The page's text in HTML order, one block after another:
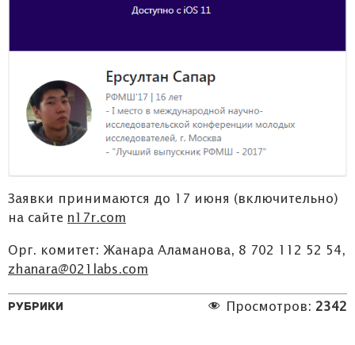
Заявки принимаются до 17 июня (включительно)
на сайте n17r.com
Орг. комитет: Жанара Аламанова, 8 702 112 52 54,
zhanara@021labs.com
Рубрики Просмотров: 2342